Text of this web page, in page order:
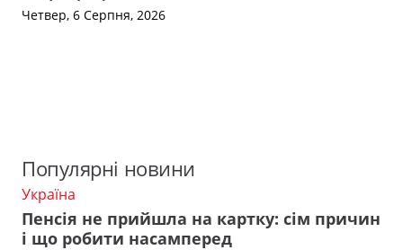
Четвер, 6 Серпня, 2026
Популярні новини
Україна
Пенсія не прийшла на картку: сім причин
і що робити насамперед